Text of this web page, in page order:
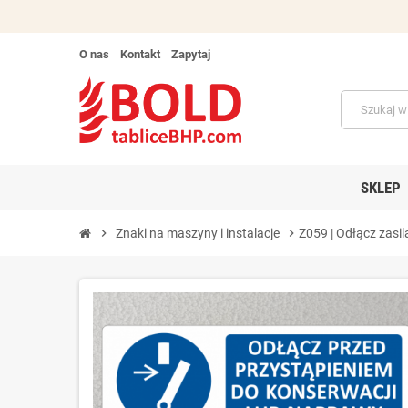
O nas Kontakt Zapytaj
SKLEP
chevron_right Znaki na maszyny i instalacje chevron_right Z059 | Odłącz